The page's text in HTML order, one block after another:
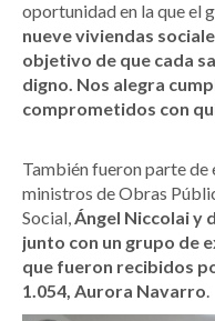
oportunidad en la que el
nueve viviendas
objetivo de que cada
digno. Nos alegra
comprometidos con
También fueron parte
ministros de Obras
Social,Ángel Niccolai y
junto con un grupo de
que fueron recibidos
1.054, Aurora Navarro.